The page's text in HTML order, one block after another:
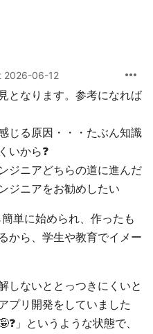
2026-06-12 more_horiz
となります。参考になれば
じる原因・・・たぶん知識
いから❓
ジニアどちらの道に進んだ
ジニアをお勧めしたい
単に始められ、作ったも
から、学生や教育でイメー
しないととっつきにくいと
プリ開発をしていました
」というような状態で、